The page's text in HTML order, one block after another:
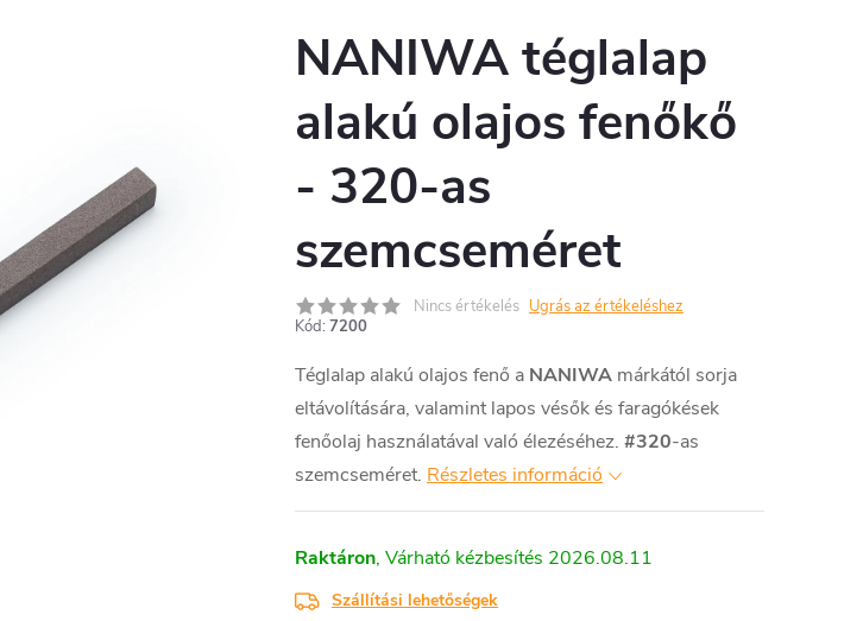
NANIWA téglalap
alakú olajos fenőkő
- 320-as
szemcseméret
Nincs értékelés Ugrás az értékeléshez
Kód: 7200
Téglalap alakú olajos fenő a NANIWA márkától sorja
eltávolítására, valamint lapos vésők és faragókések
fenőolaj használatával való élezéséhez. #320-as
szemcseméret. Részletes információ
Raktáron 2026.08.11
Szállítási lehetőségek